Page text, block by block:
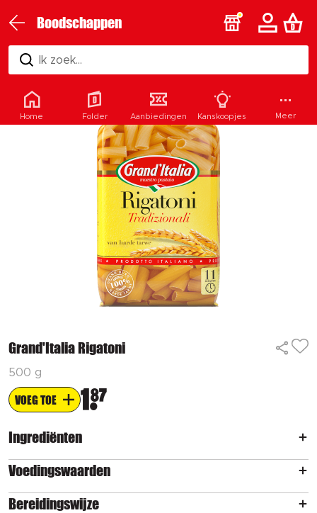
Boodschappen
Ik zoek...
Grand'Italia Rigatoni
500 g
VOEG TOE 1 87
Ingrediënten
Voedingswaarden
Bereidingswijze
Home Folder Aanbiedingen Kanskoopjes Meer